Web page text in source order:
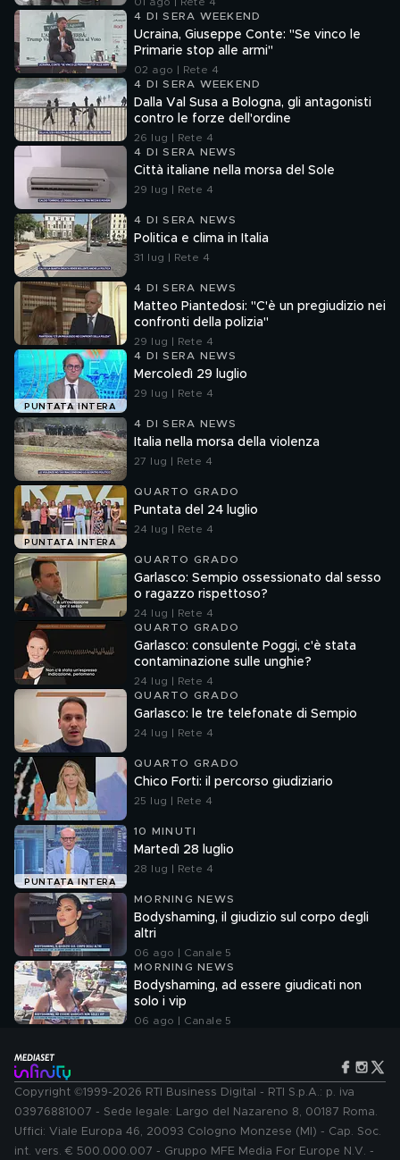
4 DI SERA WEEKEND
Ucraina, Giuseppe Conte: "Se vinco le
Primarie stop alle armi"
02 ago | Rete 4
4 DI SERA WEEKEND
Dalla Val Susa a Bologna, gli antagonisti
contro le forze dell'ordine
26 lug | Rete 4
4 DI SERA NEWS
Città italiane nella morsa del Sole
29 lug | Rete 4
4 DI SERA NEWS
Politica e clima in Italia
31 lug | Rete 4
4 DI SERA NEWS
Matteo Piantedosi: "C'è un pregiudizio nei
confronti della polizia"
29 lug | Rete 4
PUNTATA INTERA
4 DI SERA NEWS
Mercoledì 29 luglio
29 lug | Rete 4
4 DI SERA NEWS
Italia nella morsa della violenza
27 lug | Rete 4
PUNTATA INTERA
QUARTO GRADO
Puntata del 24 luglio
24 lug | Rete 4
QUARTO GRADO
Garlasco: Sempio ossessionato dal sesso
o ragazzo rispettoso?
24 lug | Rete 4
QUARTO GRADO
Garlasco: consulente Poggi, c'è stata
contaminazione sulle unghie?
24 lug | Rete 4
QUARTO GRADO
Garlasco: le tre telefonate di Sempio
24 lug | Rete 4
QUARTO GRADO
Chico Forti: il percorso giudiziario
25 lug | Rete 4
PUNTATA INTERA
10 MINUTI
Martedì 28 luglio
28 lug | Rete 4
MORNING NEWS
Bodyshaming, il giudizio sul corpo degli
altri
06 ago | Canale 5
MORNING NEWS
Bodyshaming, ad essere giudicati non
solo i vip
06 ago | Canale 5
Copyright ©1999-2026 RTI Business Digital - RTI S.p.A.: p. iva
03976881007 - Sede legale: Largo del Nazareno 8, 00187 Roma.
Uffici: Viale Europa 46, 20093 Cologno Monzese (MI) - Cap. Soc.
int. vers. € 500.000.007 - Gruppo MFE Media For Europe N.V. -